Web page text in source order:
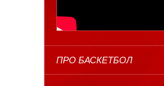
ПРО БАСКЕТБОЛ